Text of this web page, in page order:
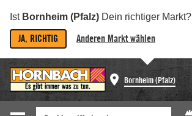
Ist Bornheim (Pfalz) Dein richtiger Markt?
JA, RICHTIG Anderen Markt wählen
Bornheim (Pfalz)